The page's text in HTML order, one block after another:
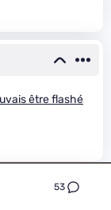
53
être flashé